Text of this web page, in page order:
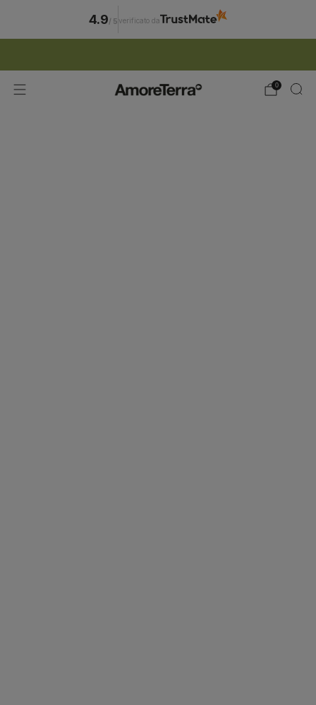
0
4.9/ 5 verificato da